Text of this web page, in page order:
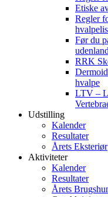
Etiske
Regler
Før du
RRK
hvalpe
LTV –
Udstilling
Kalender
Resultater
Årets Eksteriør
Aktiviteter
Kalender
Resultater
Årets